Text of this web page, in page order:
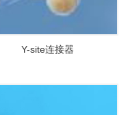
Y-site连接器